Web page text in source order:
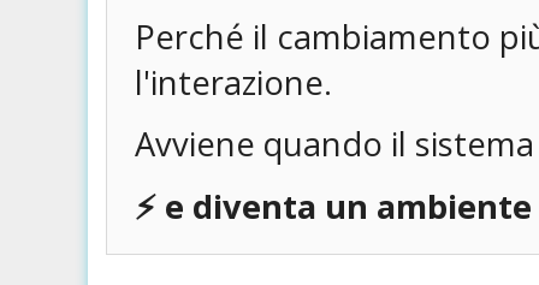
Perché il cambiamento
l'interazione.
Avviene quando il
⚡️ e diventa un